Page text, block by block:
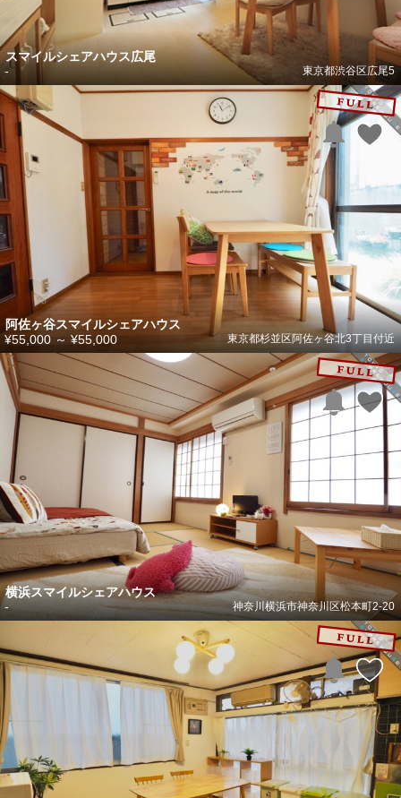
スマイルシェアハウス広尾
東京都渋谷区広尾5
-
阿佐ヶ谷スマイルシェアハウス
東京都杉並区阿佐ヶ谷北3丁目付近
¥55,000 ～ ¥55,000
横浜スマイルシェアハウス
神奈川横浜市神奈川区松本町2-20
-